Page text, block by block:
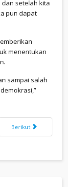
setelah kita
pun dapat
menentukan
sampai salah
2022Next article: Upacara
Berikut